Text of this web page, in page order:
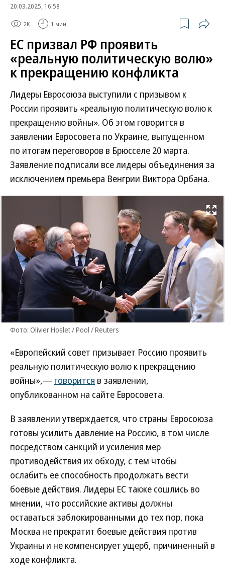
20.03.2025, 16:58
2K 1 мин.
ЕС призвал РФ проявить
«реальную политическую волю»
к прекращению конфликта
Лидеры Евросоюза выступили с призывом к
России проявить «реальную политическую волю к
прекращению войны». Об этом говорится в
заявлении Евросовета по Украине, выпущенном
по итогам переговоров в Брюсселе 20 марта.
Заявление подписали все лидеры объединения за
исключением премьера Венгрии Виктора Орбана.
Развернуть
Фото: Olivier Hoslet / Pool / Reuters
«Европейский совет призывает Россию проявить
реальную политическую волю к прекращению
войны»,— говорится в заявлении,
опубликованном на сайте Евросовета.
В заявлении утверждается, что страны Евросоюза
готовы усилить давление на Россию, в том числе
посредством санкций и усиления мер
противодействия их обходу, с тем чтобы
ослабить ее способность продолжать вести
боевые действия. Лидеры ЕС также сошлись во
мнении, что российские активы должны
оставаться заблокированными до тех пор, пока
Москва не прекратит боевые действия против
Украины и не компенсирует ущерб, причиненный в
ходе конфликта.